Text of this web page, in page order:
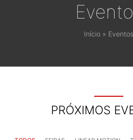
Início » Eventos
PRÓXIMOS